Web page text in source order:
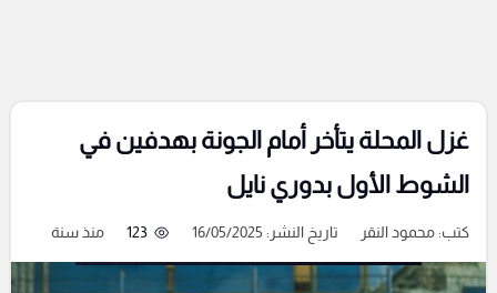
غزل المحلة يتأخر أمام الجونة بهدفين في
الشوط الأول بدوري نايل
كتب:محمود النقر تاريخ النشر: 16/05/2025 123 منذ سنة